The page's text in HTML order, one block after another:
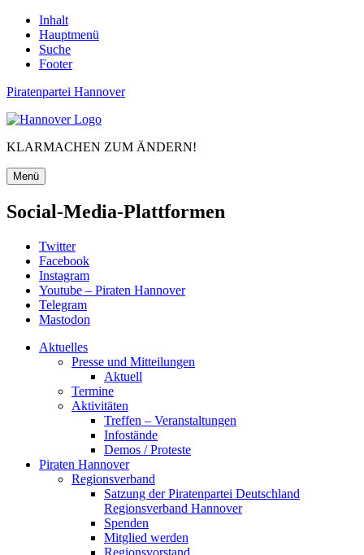
Inhalt
Hauptmenü
Suche
Footer
Piratenpartei Hannover
KLARMACHEN ZUM ÄNDERN!
Menü
Social-Media-Plattformen
Twitter
Facebook
Instagram
Youtube – Piraten Hannover
Telegram
Mastodon
Aktuelles
Presse und Mitteilungen
Aktuell
Termine
Aktivitäten
Treffen – Veranstaltungen
Infostände
Demos / Proteste
Piraten Hannover
Regionsverband
Satzung der Piratenpartei Deutschland
Regionsverband Hannover
Spenden
Mitglied werden
Regionsvorstand